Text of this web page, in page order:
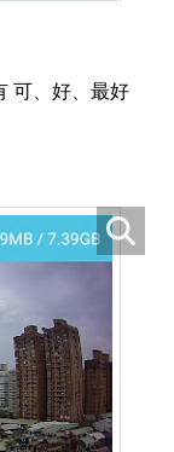
可、好、最好